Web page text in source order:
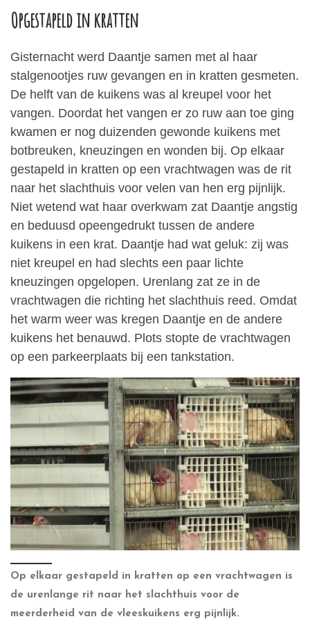
Opgestapeld in kratten
Gisternacht werd Daantje samen met al haar
stalgenootjes ruw gevangen en in kratten gesmeten.
De helft van de kuikens was al kreupel voor het
vangen. Doordat het vangen er zo ruw aan toe ging
kwamen er nog duizenden gewonde kuikens met
botbreuken, kneuzingen en wonden bij. Op elkaar
gestapeld in kratten op een vrachtwagen was de rit
naar het slachthuis voor velen van hen erg pijnlijk.
Niet wetend wat haar overkwam zat Daantje angstig
en beduusd opeengedrukt tussen de andere
kuikens in een krat. Daantje had wat geluk: zij was
niet kreupel en had slechts een paar lichte
kneuzingen opgelopen. Urenlang zat ze in de
vrachtwagen die richting het slachthuis reed. Omdat
het warm weer was kregen Daantje en de andere
kuikens het benauwd. Plots stopte de vrachtwagen
op een parkeerplaats bij een tankstation.
Op elkaar gestapeld in kratten op een vrachtwagen is
de urenlange rit naar het slachthuis voor de
meerderheid van de vleeskuikens erg pijnlijk.